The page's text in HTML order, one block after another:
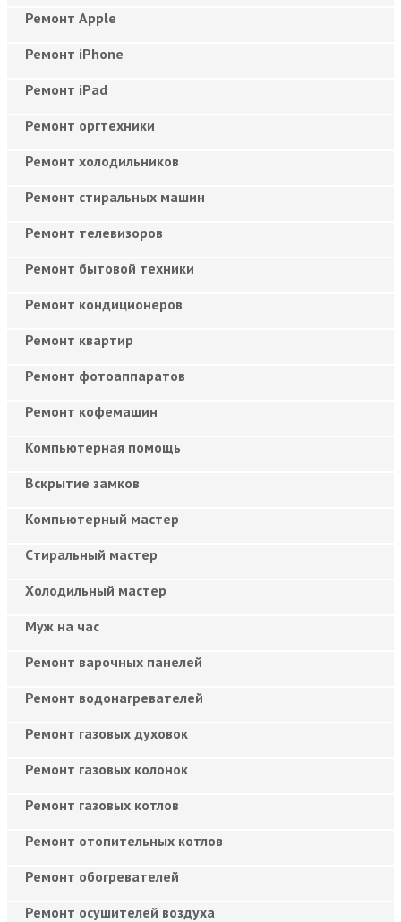
Ремонт Apple
Ремонт iPhone
Ремонт iPad
Ремонт оргтехники
Ремонт холодильников
Ремонт стиральных машин
Ремонт телевизоров
Ремонт бытовой техники
Ремонт кондиционеров
Ремонт квартир
Ремонт фотоаппаратов
Ремонт кофемашин
Компьютерная помощь
Вскрытие замков
Компьютерный мастер
Cтиральный мастер
Холодильный мастер
Муж на час
Ремонт варочных панелей
Ремонт водонагревателей
Ремонт газовых духовок
Ремонт газовых колонок
Ремонт газовых котлов
Ремонт отопительных котлов
Ремонт обогревателей
Ремонт осушителей воздуха